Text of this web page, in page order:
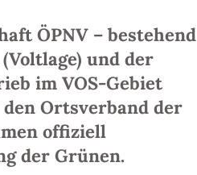
ÖPNV – bestehend
und der
im VOS-Gebiet
Ortsverband der
offiziell
der Grünen.